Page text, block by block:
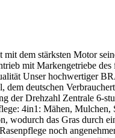
dem stärksten Motor
mit Markengetriebe
Unser hochwertiger
deutschen
der Drehzahl Zentrale 6-
4in1: Mähen,
wodurch das Gras durch
noch